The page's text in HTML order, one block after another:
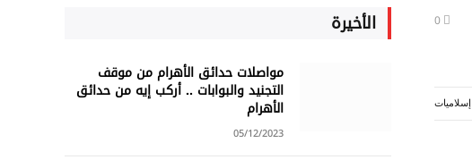
إسلاميات
الأخيرة
مواصلات حدائق الأهرام من موقف
التجنيد والبوابات .. أركب إيه من حدائق
الأهرام
05/12/2023